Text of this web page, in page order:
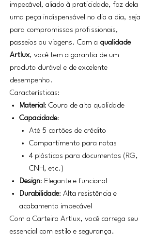
impecável, aliado à praticidade, faz dela
uma peça indispensável no dia a dia, seja
para compromissos profissionais,
passeios ou viagens. Com a qualidade
Artlux, você tem a garantia de um
produto durável e de excelente
desempenho.
Características:
Material : Couro de alta qualidade
Capacidade:
Até 5 cartões de crédito
Compartimento para notas
4 plásticos para documentos (RG,
CNH, etc.)
Design: Elegante e funcional
Durabilidade: Alta resistência e
acabamento impecável
Com a Carteira Artlux, você carrega seu
essencial com estilo e segurança.